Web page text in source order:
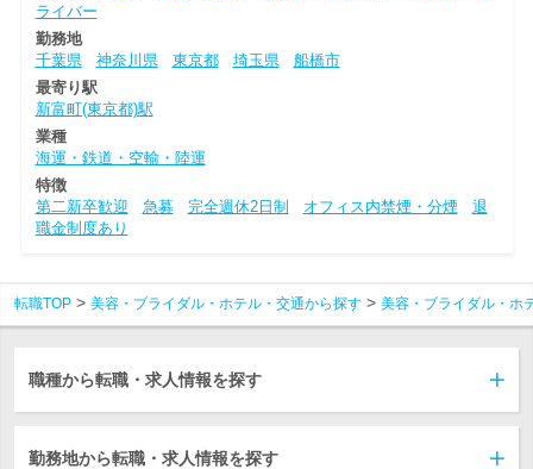
ライバー
勤務地
千葉県
神奈川県 東京都 埼玉県
船橋市
最寄り駅
新富町(東京都)駅
業種
海運・鉄道・空輸・陸運
特徴
第二新卒歓迎
急募 完全週休2日制 オフィス内禁煙・分煙
退
職金制度あり
転職TOP 美容・ブライダル・ホテル・交通から探す 美容・ブライダル・ホ
職種から転職・求人情報を探す
勤務地から転職・求人情報を探す